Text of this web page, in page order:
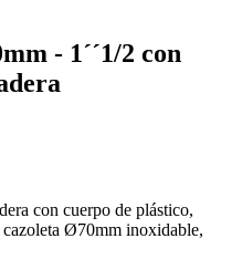
- 1´´1/2 con
con cuerpo de plástico,
Ø70mm inoxidable,